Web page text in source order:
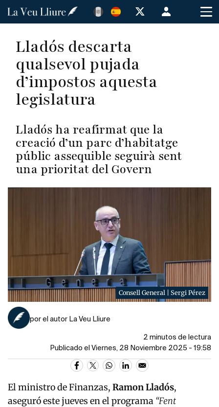
Pasar
principal
Menú
de
Lladós descarta
qualsevol pujada
d’impostos aquesta
legislatura
Lladós ha reafirmat que la
creació d’un parc d’habitatge
públic assequible seguirà sent
una prioritat del Govern
Consell General | Sergi Pérez
por el autor La Veu Lliure
2 minutos de lectura
Publicado el Viernes, 28 Noviembre 2025 - 19:58
El ministro de Finanzas, Ramon Lladós,
aseguró este jueves en el programa “Fent